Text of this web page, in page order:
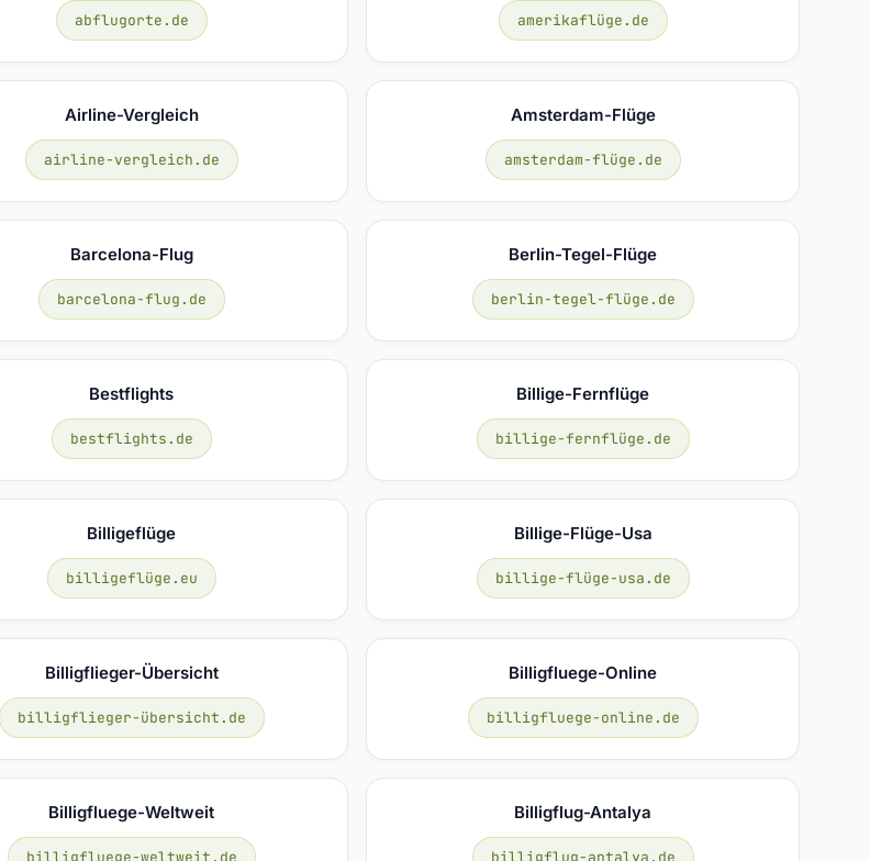
abflugorte.de amerikaflüge.de
Airline-Vergleich
airline-vergleich.de
Amsterdam-Flüge
amsterdam-flüge.de
Barcelona-Flug
barcelona-flug.de
Berlin-Tegel-Flüge
berlin-tegel-flüge.de
Bestflights
bestflights.de
Billige-Fernflüge
billige-fernflüge.de
Billigeflüge
billigeflüge.eu
Billige-Flüge-Usa
billige-flüge-usa.de
Billigflieger-Übersicht
billigflieger-übersicht.de
Billigfluege-Online
billigfluege-online.de
Billigfluege-Weltweit
billigfluege-weltweit.de
Billigflug-Antalya
billigflug-antalya.de